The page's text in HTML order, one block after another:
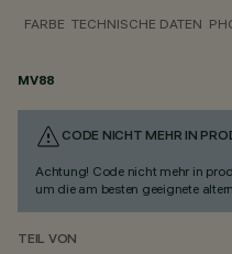
FARBE TECHNISCHE DATEN
MV88
CODE NICHT MEHR IN
Achtung! Code nicht mehr in
um die am besten geeignete
TEIL VON